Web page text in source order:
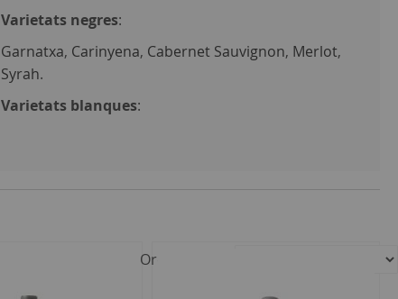
Varietats negres:
Garnatxa, Carinyena, Cabernet Sauvignon, Merlot,
Syrah.
Varietats blanques:
Ordenar per